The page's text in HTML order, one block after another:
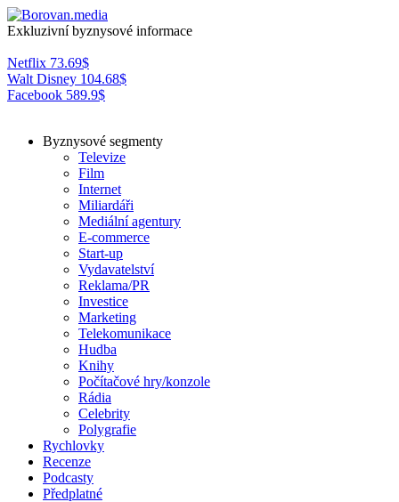
Exkluzivní byznysové informace
Netflix 73.69$
Walt Disney 104.68$
Facebook 589.9$
Byznysové segmenty
Televize
Film
Internet
Miliardáři
Mediální agentury
E-commerce
Start-up
Vydavatelství
Reklama/PR
Investice
Marketing
Telekomunikace
Hudba
Knihy
Počítačové hry/konzole
Rádia
Celebrity
Polygrafie
Rychlovky
Recenze
Podcasty
Předplatné